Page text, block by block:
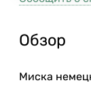
Обзор
Миска